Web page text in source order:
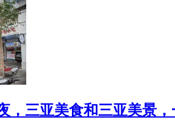
，三亚美食和三亚美景